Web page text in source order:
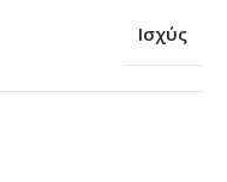
Ισχύς